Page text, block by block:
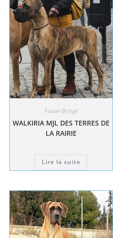
Fauve-Bringé
WALKIRIA MJL DES TERRES DE
LA RAIRIE
Lire la suite